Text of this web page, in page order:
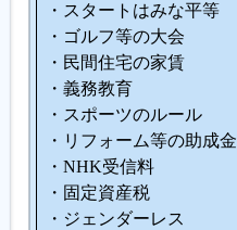
・スタートはみな平等
・ゴルフ等の大会
・民間住宅の家賃
・義務教育
・スポーツのルール
・リフォーム等の助成金
・NHK受信料
・固定資産税
・ジェンダーレス